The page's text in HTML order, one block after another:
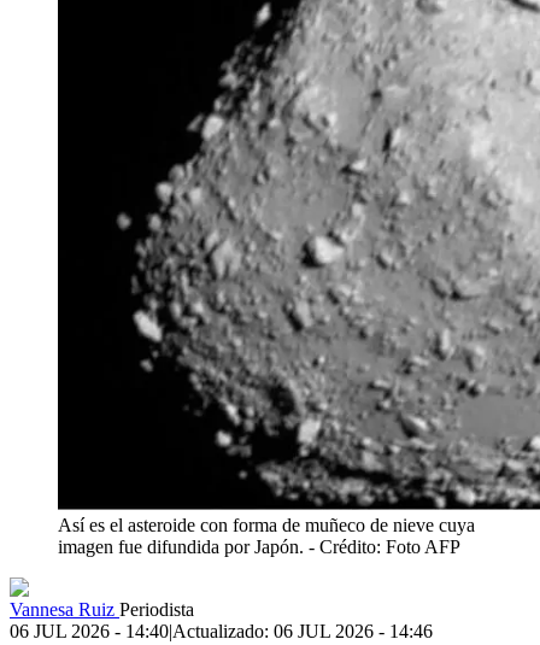
Así es el asteroide con forma de muñeco de nieve cuya
imagen fue difundida por Japón. - Crédito: Foto AFP
Vannesa Ruiz Periodista
06 JUL 2026 - 14:40|Actualizado: 06 JUL 2026 - 14:46